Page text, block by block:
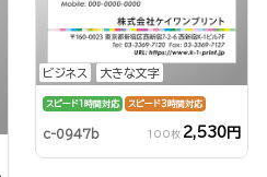
ビジネス 大きな文字
スピード1時間対応 スピード3時間対応
c-0947b 100枚 2,530円